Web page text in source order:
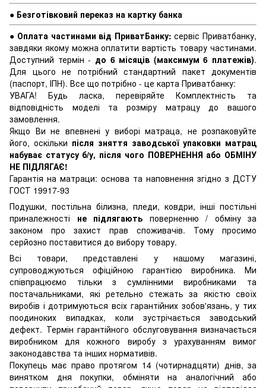
● Безготівковий переказ на картку банка
● Оплата частинами від ПриватБанку:сервіс Приватбанку,
завдяки якому можна оплатити вартість товару частинами.
Доступний термін - до 6 місяців (максимум 6 платежів).
Для цього не потрібний стандартний пакет документів
(паспорт, ІПН). Все що потрібно - це карта Приватбанку:
УВАГА! Будь ласка, перевіряйте Комплектність та
відповідність моделі та розміру матрацу до вашого
замовлення.
Якщо Ви не впевнені у виборі матраца, не розпаковуйте
його, оскільки після зняття заводської упаковки матрац
набуває статусу б/у, після чого ПОВЕРНЕННЯ або ОБМІНУ
НЕ ПІДЛЯГАЄ!
Гарантія на матраци: основа та наповнення згідно з ДСТУ
ГОСТ 19917-93
Подушки, постільна білизна, пледи, ковдри, інші постільні
приналежності не підлягають поверненню / обміну за
законом про захист прав споживачів. Тому просимо
серйозно поставитися до вибору товару.
Всі товари, представлені у нашому магазині,
супроводжуються офіційною гарантією виробника. Ми
співпрацюємо тільки з сумлінними виробниками та
постачальниками, які ретельно стежать за якістю своїх
виробів і дотримуються всіх гарантійних зобов'язань, у тих
поодиноких випадках, коли зустрічається заводський
дефект. Термін гарантійного обслуговування визначається
виробником для кожного виробу з урахуванням вимог
законодавства та інших нормативів.
Покупець має право протягом 14 (чотирнадцяти) днів, за
винятком дня покупки, обміняти на аналогічний або